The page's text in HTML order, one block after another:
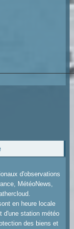
d'observations
MétéoNews,
en heure locale
d'une station météo
des biens et